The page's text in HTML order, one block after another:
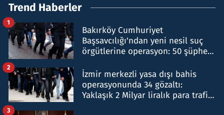
Trend Haberler
Bakırköy Cumhuriyet
Başsavcılığı'ndan yeni nesil suç
örgütlerine operasyon: 50 şüpheli
1
İzmir merkezli yasa dışı bahis
operasyonunda 34 gözaltı:
Yaklaşık 2 Milyar liralık para trafiği
2
3